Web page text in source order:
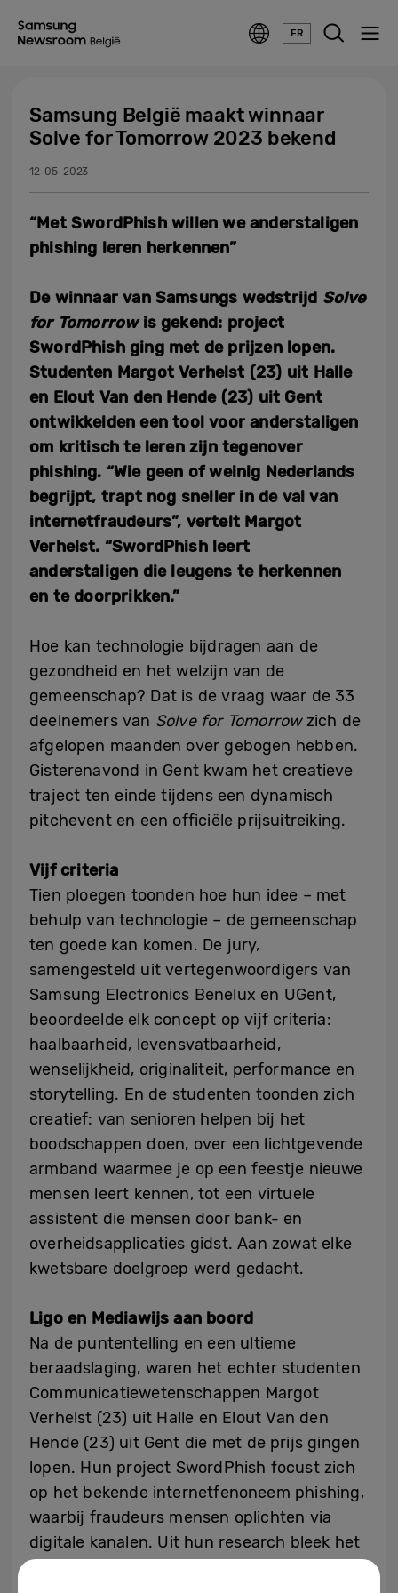
FR
Samsung België maakt winnaar
Solve for Tomorrow 2023 bekend
12-05-2023
“Met SwordPhish willen we anderstaligen
phishing leren herkennen”
De winnaar van Samsungs wedstrijd Solve
for Tomorrowis gekend: project
SwordPhish ging met de prijzen lopen.
Studenten Margot Verhelst (23) uit Halle
en Elout Van den Hende (23) uit Gent
ontwikkeldeneen tool voor anderstaligen
om kritisch te leren zijn tegenover
phishing. “Wie geen of weinig Nederlands
begrijpt, trapt nog sneller in de val van
internetfraudeurs”, vertelt Margot
Verhelst. “SwordPhish leert
anderstaligen die leugens te herkennen
en te doorprikken.”
Hoe kan technologie bijdragen aan de
gezondheid en het welzijn van de
gemeenschap? Dat is de vraag waar de 33
deelnemers van Solve for Tomorrowzich de
afgelopen maanden over gebogen hebben.
Gisterenavond in Gent kwam het creatieve
traject ten einde tijdens een dynamisch
pitchevent en een officiële prijsuitreiking.
Vijf criteria
Tien ploegen toonden hoe hun idee – met
behulp van technologie – de gemeenschap
ten goede kan komen. De jury,
samengesteld uit vertegenwoordigers van
Samsung Electronics Benelux en UGent,
beoordeelde elk concept op vijf criteria:
haalbaarheid, levensvatbaarheid,
wenselijkheid, originaliteit, performance en
storytelling. En de studenten toonden zich
creatief: van senioren helpen bij het
boodschappen doen, over een lichtgevende
armband waarmee je op een feestje nieuwe
mensen leert kennen, tot een virtuele
assistent die mensen door bank- en
overheidsapplicaties gidst. Aan zowat elke
kwetsbare doelgroep werd gedacht.
Ligo en Mediawijs aan boord
Na de puntentelling en een ultieme
beraadslaging, waren het echter studenten
Communicatiewetenschappen Margot
Verhelst (23) uit Halle en Elout Van den
Hende (23) uit Gent die met de prijs gingen
lopen. Hun project SwordPhish focust zich
op het bekende internetfenoneem phishing,
waarbij fraudeurs mensen oplichten via
digitale kanalen. Uit hun research bleek het